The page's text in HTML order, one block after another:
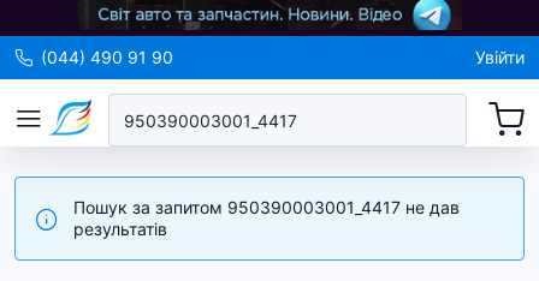
(044) 490 91 90 Увійти
Пошук за запитом 950390003001_4417 не дав
результатів